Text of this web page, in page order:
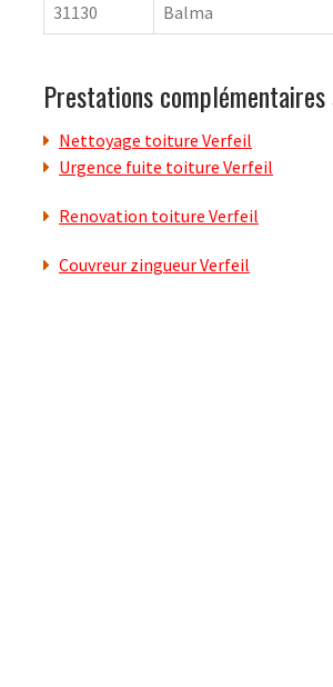
31130
Balma
Prestations
Nettoyage toiture Verfeil
Urgence fuite toiture Verfeil
Renovation toiture Verfeil
Couvreur zingueur Verfeil